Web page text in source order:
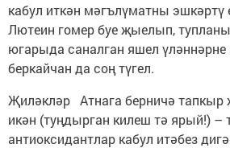
кабул иткән мәгълүматны
Лютеин гомер буе җыелып,
югарыда саналган яшел
беркайчан да соң түгел.
Җиләкләр Атнага берничә
икән (туңдырган килеш тә ярый!) –
антиоксидантлар кабул итәбез